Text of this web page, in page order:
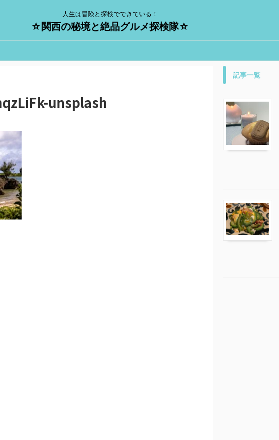
人生は冒険と探検でできている！
☆関西の秘境と絶品グルメ探検隊☆
unsplash
記事一覧